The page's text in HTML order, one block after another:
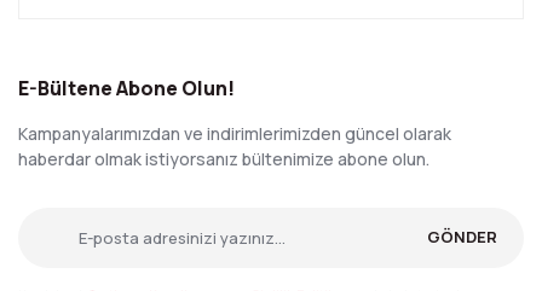
E-Bültene Abone Olun!
Kampanyalarımızdan ve indirimlerimizden güncel olarak
haberdar olmak istiyorsanız bültenimize abone olun.
GÖNDER